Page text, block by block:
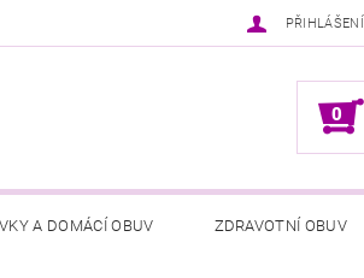
PŘIHLÁŠENÍ
0
A DOMÁCÍ OBUV ZDRAVOTNÍ OBUV